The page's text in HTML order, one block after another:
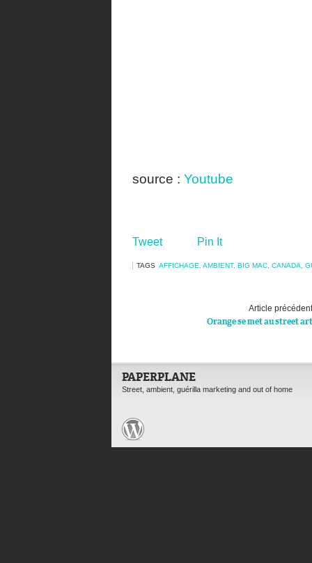
source : Youtube
Tweet Pin It
TAGS AFFICHAGE AMBIENT, BIG MAC CANADA
Article précédent
Orange se met au street art
PAPERPLANE
Street, ambient, guérilla marketing and out of home